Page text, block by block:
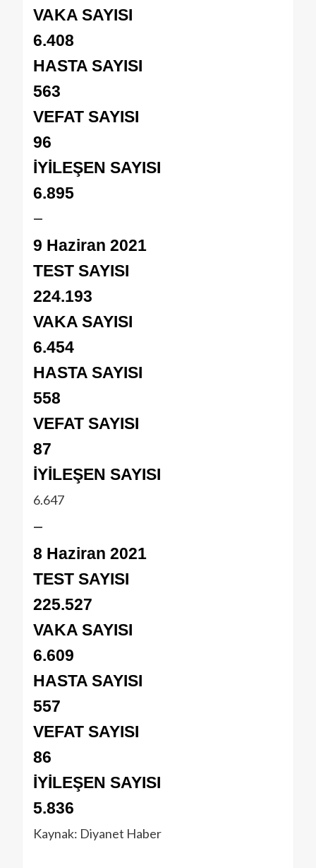
VAKA SAYISI
6.408
HASTA SAYISI
563
VEFAT SAYISI
96
İYİLEŞEN SAYISI
6.895
—
9 Haziran 2021
TEST SAYISI
224.193
VAKA SAYISI
6.454
HASTA SAYISI
558
VEFAT SAYISI
87
İYİLEŞEN SAYISI
6.647
—
8 Haziran 2021
TEST SAYISI
225.527
VAKA SAYISI
6.609
HASTA SAYISI
557
VEFAT SAYISI
86
İYİLEŞEN SAYISI
5.836
Kaynak: Diyanet Haber